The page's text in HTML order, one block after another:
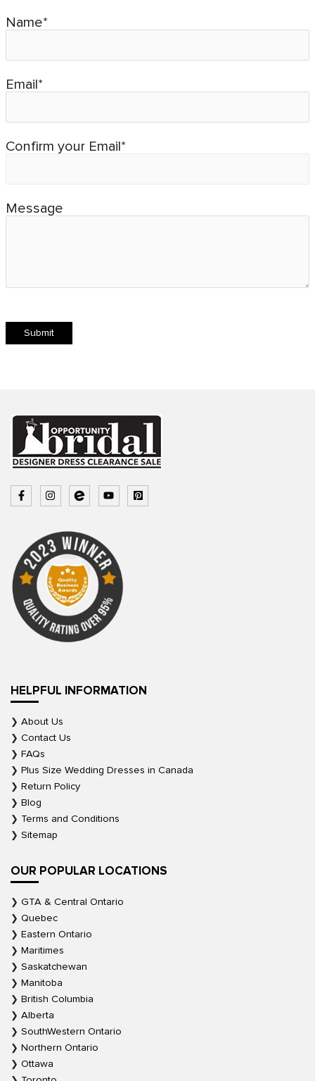
Name*
Email*
Confirm your Email*
Message
HELPFUL INFORMATION
About Us
Contact Us
FAQs
Plus Size Wedding Dresses in Canada
Return Policy
Blog
Terms and Conditions
Sitemap
OUR POPULAR LOCATIONS
GTA & Central Ontario
Quebec
Eastern Ontario
Maritimes
Saskatchewan
Manitoba
British Columbia
Alberta
SouthWestern Ontario
Northern Ontario
Ottawa